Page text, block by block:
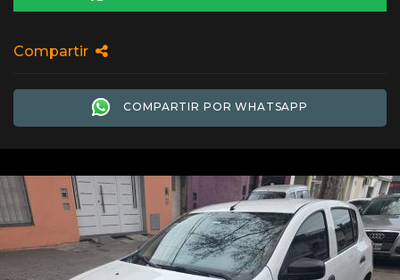
Compartir
COMPARTIR POR WHATSAPP